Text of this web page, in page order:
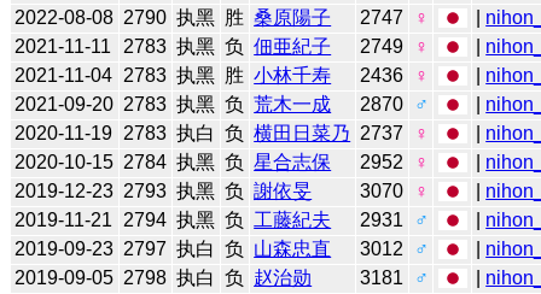
2022-08-08 2790 执黑 胜 桑原陽子 2747 ♀
2021-11-11
2783 执黑 负 佃亜紀子 2749 ♀
2021-11-04 2783 执黑 胜 小林千寿 2436 ♀
2021-09-20 2783 执黑 负 荒木一成 2870 ♂
2020-11-19 2783 执白 负 横田日菜乃 2737 ♀
2020-10-15 2784 执黑 负 星合志保 2952 ♀
2019-12-23 2793 执黑 负 謝依旻 3070 ♀
2019-11-21
2794 执黑 负 工藤紀夫 2931 ♂
2019-09-23 2797 执白 负 山森忠直 3012 ♂
2019-09-05 2798 执白 负 赵治勋 3181 ♂